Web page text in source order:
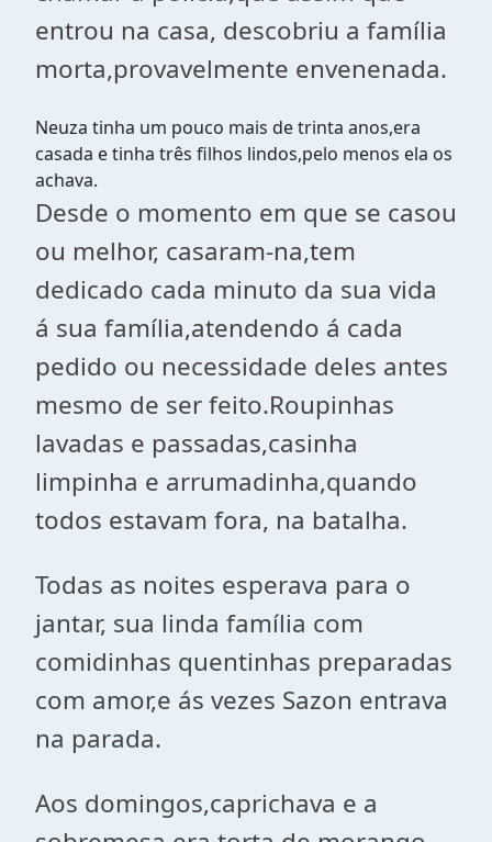
entrou na casa, descobriu a família
morta,provavelmente envenenada.
Neuza tinha um pouco mais de trinta anos,era
casada e tinha três filhos lindos,pelo menos ela os
achava.
Desde o momento em que se casou
ou melhor, casaram-na,tem
dedicado cada minuto da sua vida
á sua família,atendendo á cada
pedido ou necessidade deles antes
mesmo de ser feito.Roupinhas
lavadas e passadas,casinha
limpinha e arrumadinha,quando
todos estavam fora, na batalha.
Todas as noites esperava para o
jantar, sua linda família com
comidinhas quentinhas preparadas
com amor,e ás vezes Sazon entrava
na parada.
Aos domingos,caprichava e a